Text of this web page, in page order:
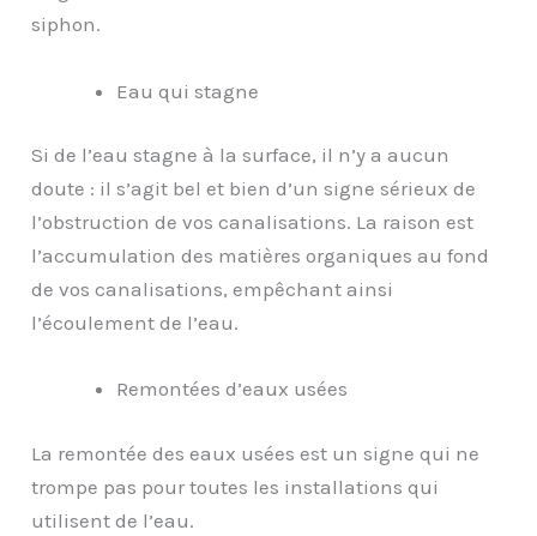
siphon.
Eau qui stagne
Si de l’eau stagne à la surface, il n’y a aucun
doute : il s’agit bel et bien d’un signe sérieux de
l’obstruction de vos canalisations. La raison est
l’accumulation des matières organiques au fond
de vos canalisations, empêchant ainsi
l’écoulement de l’eau.
Remontées d’eaux usées
La remontée des eaux usées est un signe qui ne
trompe pas pour toutes les installations qui
utilisent de l’eau.